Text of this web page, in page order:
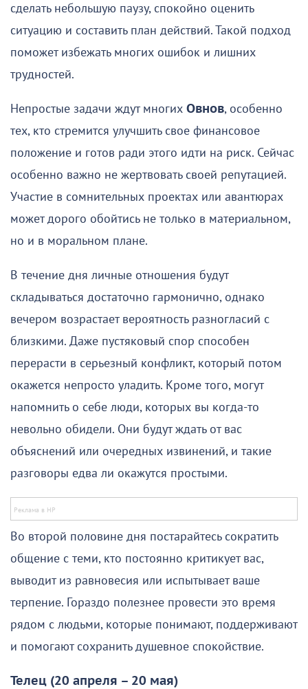
сделать небольшую паузу, спокойно оценить
ситуацию и составить план действий. Такой подход
поможет избежать многих ошибок и лишних
трудностей.
Непростые задачи ждут многих Овнов, особенно
тех, кто стремится улучшить свое финансовое
положение и готов ради этого идти на риск. Сейчас
особенно важно не жертвовать своей репутацией.
Участие в сомнительных проектах или авантюрах
может дорого обойтись не только в материальном,
но и в моральном плане.
В течение дня личные отношения будут
складываться достаточно гармонично, однако
вечером возрастает вероятность разногласий с
близкими. Даже пустяковый спор способен
перерасти в серьезный конфликт, который потом
окажется непросто уладить. Кроме того, могут
напомнить о себе люди, которых вы когда-то
невольно обидели. Они будут ждать от вас
объяснений или очередных извинений, и такие
разговоры едва ли окажутся простыми.
Во второй половине дня постарайтесь сократить
общение с теми, кто постоянно критикует вас,
выводит из равновесия или испытывает ваше
терпение. Гораздо полезнее провести это время
рядом с людьми, которые понимают, поддерживают
и помогают сохранить душевное спокойствие.
Телец (20 апреля – 20 мая)